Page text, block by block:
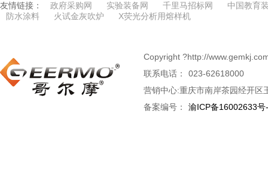
友情链接： 政府采购网 实验装备网 千里马招标网
中国教育
防水涂料
火试金灰吹炉 X荧光分析用熔样机
Copyright ?http://
联系电话：
023-62618000
营销中心:重庆市南岸茶园经开区
备案编号：
渝ICP备16002633号